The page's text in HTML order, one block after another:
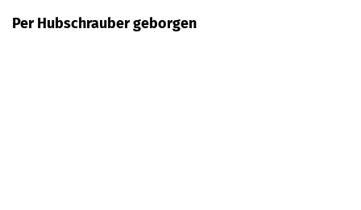
Per Hubschrauber geborgen